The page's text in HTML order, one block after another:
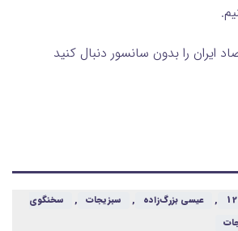
ایران را بدون سانسور دنبال کنید
, عیسی بزرگ‌زاده , سبزیجات ,
سخنگوی